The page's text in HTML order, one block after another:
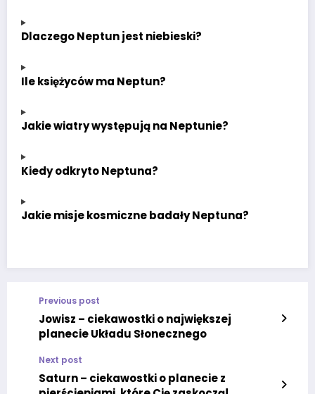
Dlaczego Neptun jest niebieski?
Ile księżyców ma Neptun?
Jakie wiatry występują na Neptunie?
Kiedy odkryto Neptuna?
Jakie misje kosmiczne badały Neptuna?
Previous post
Jowisz – ciekawostki o największej
planecie Układu Słonecznego
Next post
Saturn – ciekawostki o planecie z